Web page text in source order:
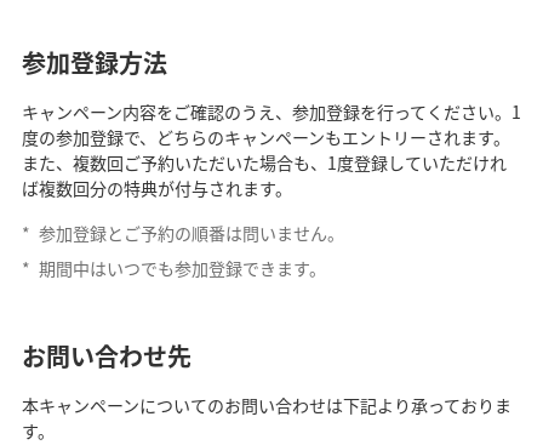
参加登録方法
キャンペーン内容をご確認のうえ、参加登録を行ってください。1
度の参加登録で、どちらのキャンペーンもエントリーされます。
また、複数回ご予約いただいた場合も、1度登録していただけれ
ば複数回分の特典が付与されます。
* 参加登録とご予約の順番は問いません。
* 期間中はいつでも参加登録できます。
お問い合わせ先
本キャンペーンについてのお問い合わせは下記より承っておりま
す。